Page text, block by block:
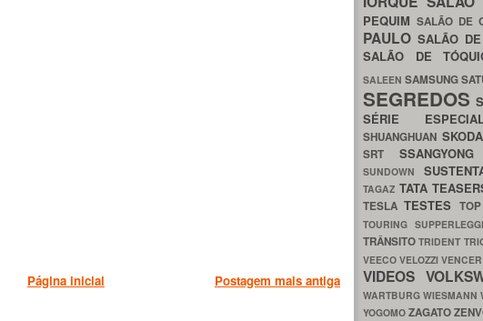
Postagem mais antiga
Página inicial
PEQUIM SALÃO DE
PAULO SALÃO
SALÃO DE
SALEENSAMSUNG
SEGREDOS
SÉRIE
SHUANGHUAN SKODA
SRTSSANGYONG
SUNDOWN
TAGAZ TATA
TESLATESTES
TOURING
TRÂNSITOTRIDENT
VEECOVELOZZIVENCER
VIDEOS
WARTBURG WIESMANN
YOGOMO ZAGATO